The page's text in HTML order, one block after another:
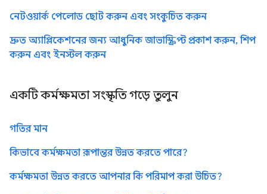
নেটওয়ার্ক পেলোড ছোট করুন এবং সংকুচিত করুন
দ্রুত অ্যাপ্লিকেশনের জন্য আধুনিক জাভাস্ক্রিপ্ট প্রকাশ করুন, শিপ
করুন এবং ইনস্টল করুন
একটি কর্মক্ষমতা সংস্কৃতি গড়ে তুলুন
গতির মান
কিভাবে কর্মক্ষমতা রূপান্তর উন্নত করতে পারে?
কর্মক্ষমতা উন্নত করতে আপনার কি পরিমাপ করা উচিত?